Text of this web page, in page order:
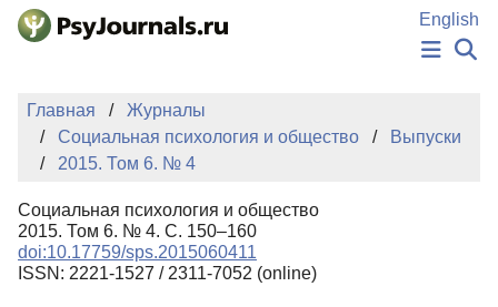
Перейти к основному содержанию
English
НОВОСТИ
ИЗДАНИЯ
БАЗА ЗНАНИЙ
КЛЮЧЕВЫЕ СЛОВА
Регистрация
Главная
Журналы
Социальная психология и общество
Выпуски
2015. Том 6. № 4
Социальная психология и общество
2015. Том 6. № 4. С. 150–160
doi:10.17759/sps.2015060411
ISSN: 2221-1527 / 2311-7052 (online)